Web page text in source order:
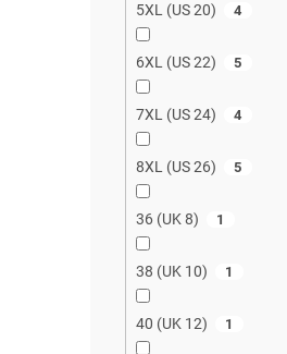
5XL (US 20) 4
6XL (US 22) 5
7XL (US 24) 4
8XL (US 26) 5
36 (UK 8) 1
38 (UK 10) 1
40 (UK 12) 1